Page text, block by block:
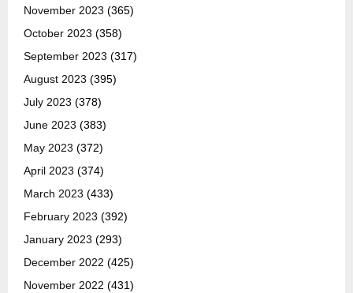
November 2023 (365)
October 2023 (358)
September 2023 (317)
August 2023 (395)
July 2023 (378)
June 2023 (383)
May 2023 (372)
April 2023 (374)
March 2023 (433)
February 2023 (392)
January 2023 (293)
December 2022 (425)
November 2022 (431)